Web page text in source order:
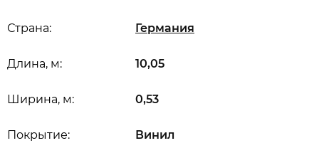
Длина, м: 10,05
Ширина, м: 0,53
Покрытие: Винил
Страна: Германия